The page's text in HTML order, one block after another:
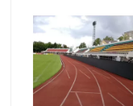
Fälle
Geführte